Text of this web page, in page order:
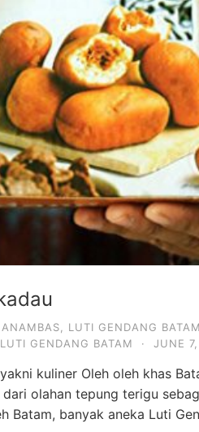
LUTI GENDANG BATAM
GENDANG BATAM · JUNE
kuliner Oleh oleh khas
olahan tepung terigu
Batam, banyak aneka Luti